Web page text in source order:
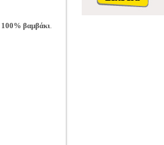
100% βαμβάκι.